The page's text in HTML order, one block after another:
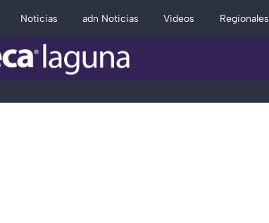
Noticias adn Noticias Videos Regionales